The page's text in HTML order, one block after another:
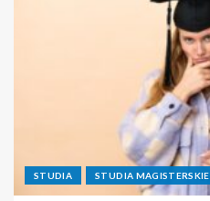
STUDIA STUDIA MAGISTERSKIE